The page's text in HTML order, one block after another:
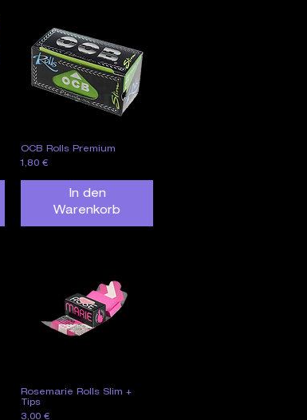
Schnellansicht
OCB Rolls Premium
Preis
1,80 €
In den
Warenkorb
Schnellansicht
Rosemarie Rolls Slim +
Tips
Preis
3,00 €